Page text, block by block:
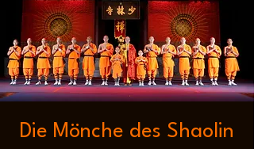
Die Mönche des Shaolin